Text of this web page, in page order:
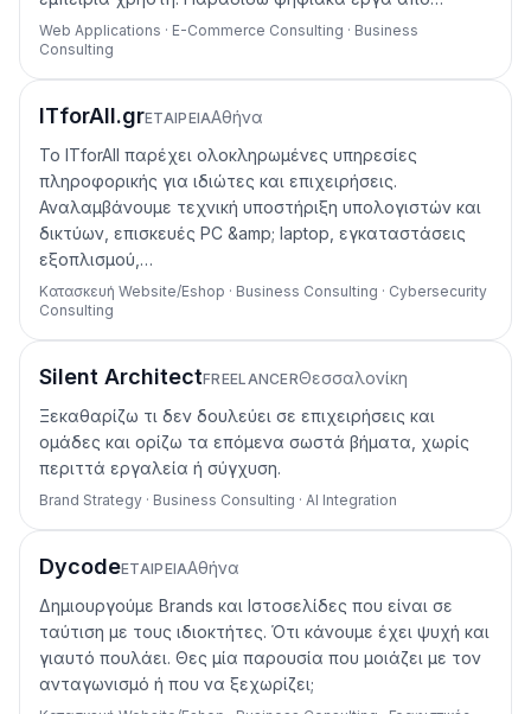
Web Applications · E-Commerce Consulting · Business
Consulting
ITforAll.grΕΤΑΙΡΕΊΑΑθήνα
Το ITforAll παρέχει ολοκληρωμένες υπηρεσίες
πληροφορικής για ιδιώτες και επιχειρήσεις.
Αναλαμβάνουμε τεχνική υποστήριξη υπολογιστών και
δικτύων, επισκευές PC &amp; laptop, εγκαταστάσεις
εξοπλισμού,…
Κατασκευή Website/Eshop · Business Consulting · Cybersecurity
Consulting
Silent ArchitectFREELANCERΘεσσαλονίκη
Ξεκαθαρίζω τι δεν δουλεύει σε επιχειρήσεις και
ομάδες και ορίζω τα επόμενα σωστά βήματα, χωρίς
περιττά εργαλεία ή σύγχυση.
Brand Strategy · Business Consulting · AI Integration
DycodeΕΤΑΙΡΕΊΑΑθήνα
Δημιουργούμε Brands και Ιστοσελίδες που είναι σε
ταύτιση με τους ιδιοκτήτες. Ότι κάνουμε έχει ψυχή και
γιαυτό πουλάει. Θες μία παρουσία που μοιάζει με τον
ανταγωνισμό ή που να ξεχωρίζει;